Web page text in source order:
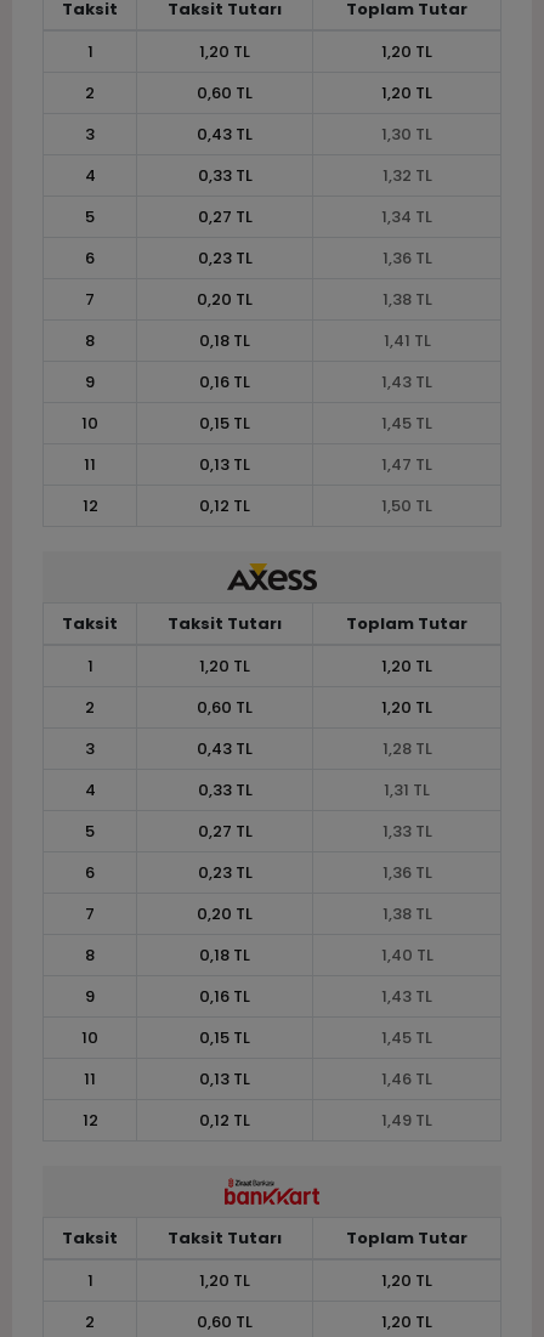
Taksit Taksit Tutarı
Toplam Tutar
1
1,20 TL
1,20 TL
2
0,60 TL
1,20 TL
3
0,43 TL
1,30 TL
4
0,33 TL
1,32 TL
5
0,27 TL
1,34 TL
6
0,23 TL
1,36 TL
7
0,20 TL
1,38 TL
8
0,18 TL
1,41 TL
9
0,16 TL
1,43 TL
10
0,15 TL
1,45 TL
11
0,13 TL
1,47 TL
12
0,12 TL 1,50 TL
Taksit Taksit Tutarı
Toplam Tutar
1
1,20 TL
1,20 TL
2
0,60 TL
1,20 TL
3
0,43 TL
1,28 TL
4
0,33 TL
1,31 TL
5
0,27 TL
1,33 TL
6
0,23 TL
1,36 TL
7
0,20 TL
1,38 TL
8
0,18 TL
1,40 TL
9
0,16 TL
1,43 TL
10
0,15 TL
1,45 TL
11
0,13 TL
1,46 TL
12
0,12 TL 1,49 TL
Taksit Taksit Tutarı
Toplam Tutar
1
1,20 TL
1,20 TL
2
0,60 TL
1,20 TL